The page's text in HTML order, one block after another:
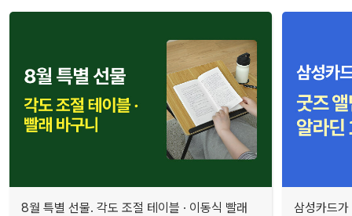
8월 특별 선물. 각도 조절 테이블 · 이동식 빨래
삼성카드